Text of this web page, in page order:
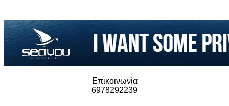
Επικοινωνία
6978292239